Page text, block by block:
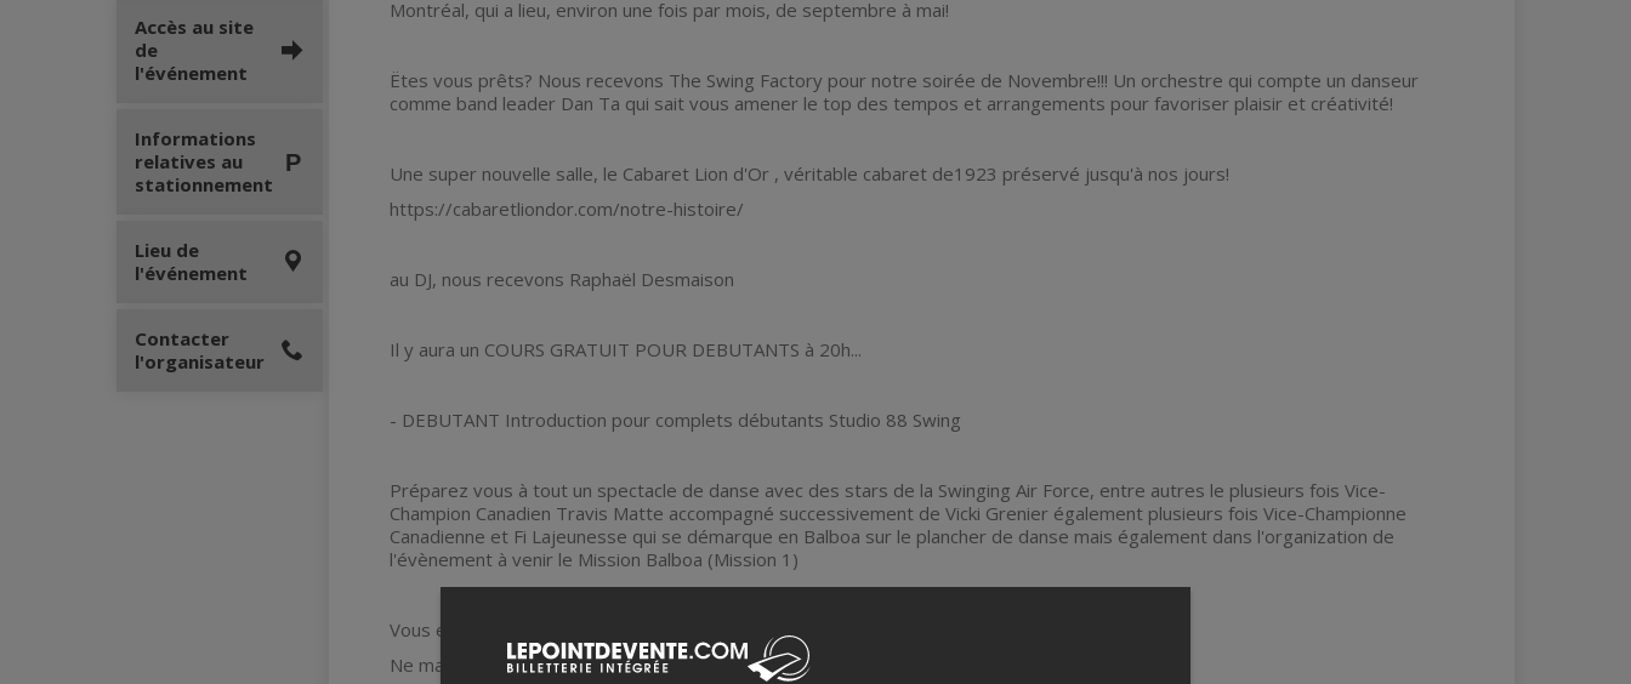
Montréal, qui a lieu, environ une fois par mois, de septembre à mai!
Ëtes vous prêts? Nous recevons The Swing Factory pour notre soirée de Novembre!!! Un orchestre qui compte un danseur
comme band leader Dan Ta qui sait vous amener le top des tempos et arrangements pour favoriser plaisir et créativité!
Une super nouvelle salle, le Cabaret Lion d'Or , véritable cabaret de1923 préservé jusqu'à nos jours!
https://cabaretliondor.com/notre-histoire/
au DJ, nous recevons Raphaël Desmaison
Il y aura un COURS GRATUIT POUR DEBUTANTS à 20h...
- DEBUTANT Introduction pour complets débutants Studio 88 Swing
Préparez vous à tout un spectacle de danse avec des stars de la Swinging Air Force, entre autres le plusieurs fois Vice-
Champion Canadien Travis Matte accompagné successivement de Vicki Grenier également plusieurs fois Vice-Championne
Canadienne et Fi Lajeunesse qui se démarque en Balboa sur le plancher de danse mais également dans l'organization de
l'évènement à venir le Mission Balboa (Mission 1)
Vous en aurez plein la vue et les oreilles!!!
Ne manquez pas cette édition du Rialto Swings!
Accès au site
de
l'événement
Informations
relatives au
stationnement
Lieu de
l'événement
Contacter
l'organisateur